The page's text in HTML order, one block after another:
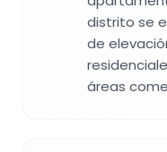
distrito se
de
áreas